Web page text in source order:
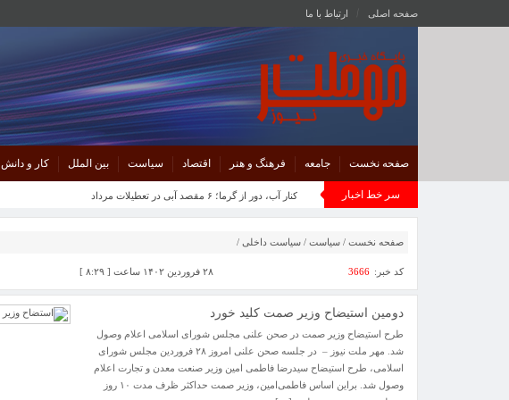
صفحه اصلی ارتباط با ما
صفحه نخست جامعه فرهنگ و هنر اقتصاد سیاست بین الملل کار و دانش
سر خط اخبار کنار آب، دور از گرما؛ ۶ مقصد آبی در تعطیلات مرداد
صفحه نخست / سیاست / سیاست داخلی /
کد خبر: 3666 ۲۸ فروردین ۱۴۰۲ ساعت [ ۸:۲۹ ]
دومین استیضاح وزیر صمت کلید خورد
طرح استیضاح وزیر صمت در صحن علنی مجلس شورای اسلامی اعلام وصول
شد. مهر ملت نیوز – در جلسه صحن علنی امروز ۲۸ فروردین مجلس شورای
اسلامی، طرح استیضاح سیدرضا فاطمی امین وزیر صنعت معدن و تجارت اعلام
وصول شد. براین اساس فاطمی‌امین، وزیر صمت حداکثر ظرف مدت ۱۰ روز